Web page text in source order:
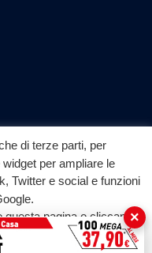
▶
YouTube
di terze parti, per
per ampliare le
Twitter e social e funzioni
questa pagina o cliccando
all'uso dei cookie.
×